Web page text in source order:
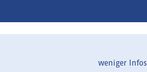
weniger Infos